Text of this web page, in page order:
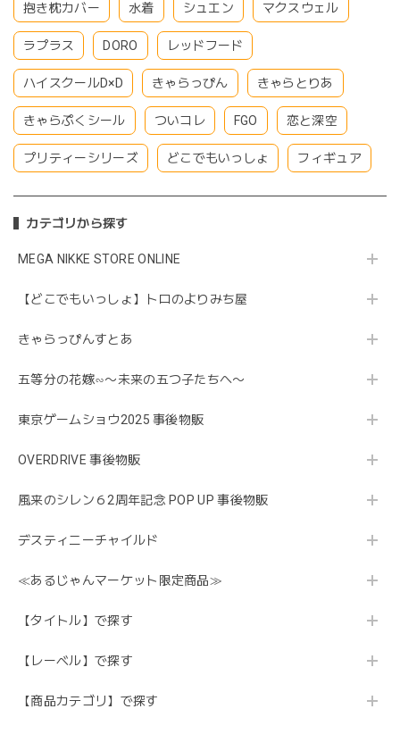
抱き枕カバー 水着 シュエン マクスウェル
ラプラス DORO レッドフード
ハイスクールD×D きゃらっぴん きゃらとりあ
きゃらぷくシール ついコレ FGO 恋と深空
プリティーシリーズ どこでもいっしょ フィギュア
カテゴリから探す
MEGA NIKKE STORE ONLINE
【どこでもいっしょ】トロのよりみち屋
きゃらっぴんすとあ
五等分の花嫁∽〜未来の五つ子たちへ〜
東京ゲームショウ2025 事後物販
OVERDRIVE 事後物販
風来のシレン６2周年記念 POP UP 事後物販
デスティニーチャイルド
≪あるじゃんマーケット限定商品≫
【タイトル】で探す
【レーベル】で探す
【商品カテゴリ】で探す